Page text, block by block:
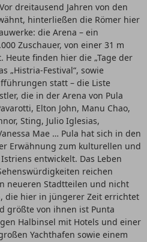
dreitausend Jahren von den
hinterließen die Römer hier
die Arena – ein
Zuschauer, von einer 31 m
finden hier die „Tage der
„Histria-Festival“, sowie
statt – die Liste
die in der Arena von Pula
Elton John, Manu Chao,
Sting, Julio Iglesias,
Mae … Pula hat sich in den
Erwähnung zum kulturellen und
entwickelt. Das Leben
reichen
neueren Stadtteilen und nicht
die hier in jüngerer Zeit errichtet
größte von ihnen ist Punta
Halbinsel mit Hotels und einer
Yachthafen sowie einem